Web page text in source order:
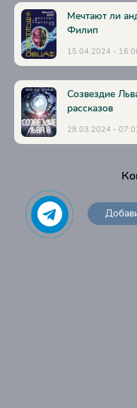
Мечтают ли
Филип
15.04.2024 -
Созвездие
рассказов
28.03.2024 -